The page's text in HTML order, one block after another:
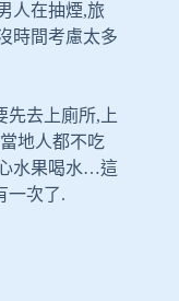
人在抽煙,旅
時間考慮太多
先去上廁所,上
地人都不吃
水果喝水…這
一次了.